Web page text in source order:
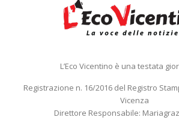
L’Eco Vicentino è una testata
Registrazione n. 16/2016 del Registro
Vicenza
Direttore Responsabile: